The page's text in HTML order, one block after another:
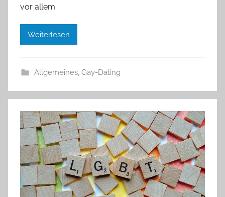
vor allem
Weiterlesen
Allgemeines, Gay-Dating